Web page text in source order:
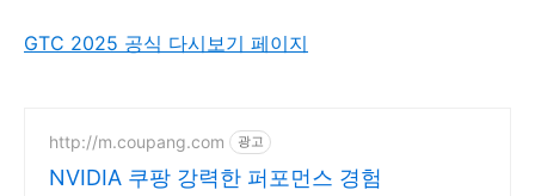
GTC 2025 공식 다시보기 페이지
http://m.coupang.com 광고
NVIDIA 쿠팡 강력한 퍼포먼스 경험